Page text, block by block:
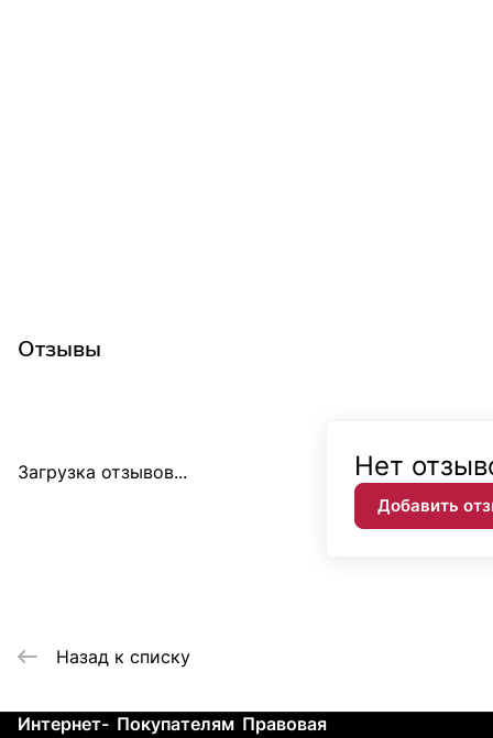
Отзывы
Загрузка отзывов... Нет
Добавить
Назад к списку
Интернет- Покупателям Правовая